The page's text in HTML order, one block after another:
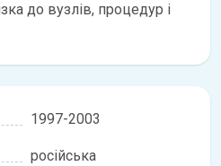
до вузлів, процедур і
1997-2003
російська